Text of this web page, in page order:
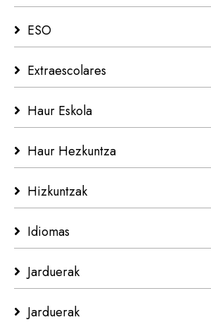
ESO
Extraescolares
Haur Eskola
Haur Hezkuntza
Hizkuntzak
Idiomas
Jarduerak
Jarduerak